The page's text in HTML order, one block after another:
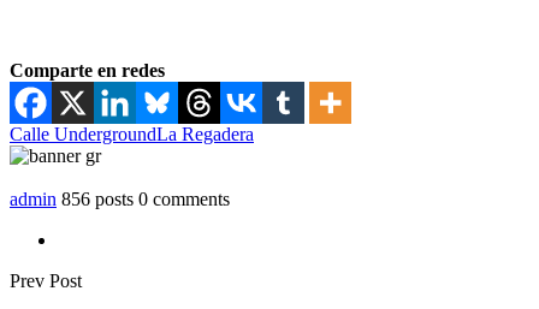
Comparte en redes
Calle UndergroundLa Regadera
admin 856 posts 0 comments
Prev Post